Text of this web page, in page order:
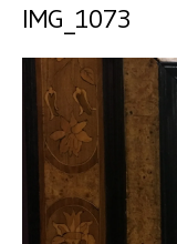
IMG_1073